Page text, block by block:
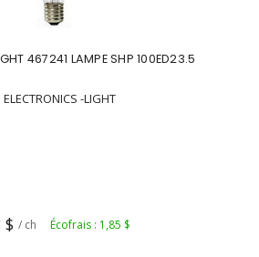
467241 LAMPE SHP 100ED23.5
-LIGHT
$ / ch Écofrais : 1,85 $